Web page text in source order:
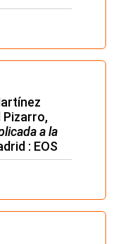
Pizarro,
a la
: EOS